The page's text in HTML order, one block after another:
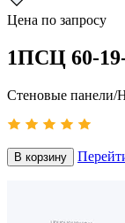
Цена по запросу
1ПСЦ 60-
Стеновые панели/
В корзину